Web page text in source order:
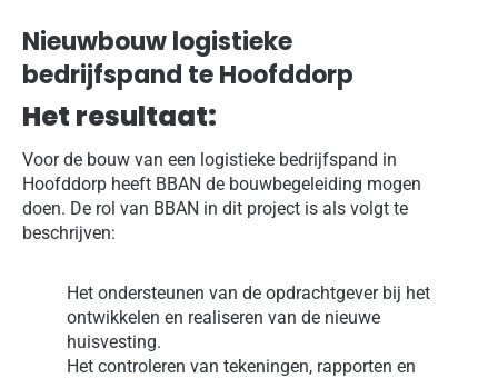
Nieuwbouw logistieke
bedrijfspand te Hoofddorp
Het resultaat:
Voor de bouw van een logistieke bedrijfspand in
Hoofddorp heeft BBAN de bouwbegeleiding mogen
doen. De rol van BBAN in dit project is als volgt te
beschrijven:
Het ondersteunen van de opdrachtgever bij het
ontwikkelen en realiseren van de nieuwe
huisvesting.
Het controleren van tekeningen, rapporten en